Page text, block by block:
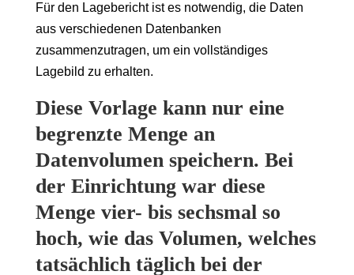
Für den Lagebericht ist es notwendig, die Daten
aus verschiedenen Datenbanken
zusammenzutragen, um ein vollständiges
Lagebild zu erhalten.
Diese Vorlage kann nur eine
begrenzte Menge an
Datenvolumen speichern. Bei
der Einrichtung war diese
Menge vier- bis sechsmal so
hoch, wie das Volumen, welches
tatsächlich täglich bei der